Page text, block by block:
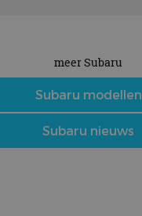
meer Subaru
Subaru modellen
Subaru nieuws